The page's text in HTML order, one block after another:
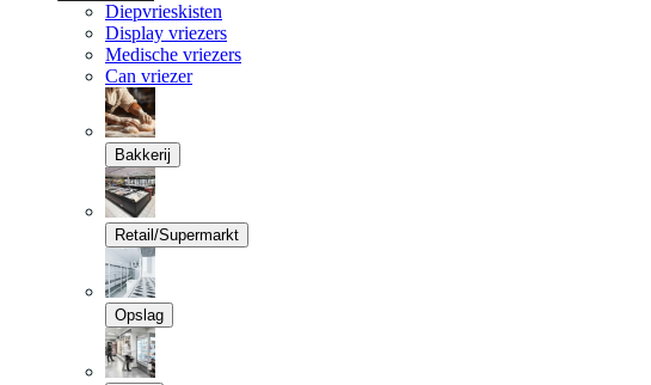
Diepvrieskisten
Display vriezers
Medische vriezers
Can vriezer
Bakkerij
Retail/Supermarkt
Opslag